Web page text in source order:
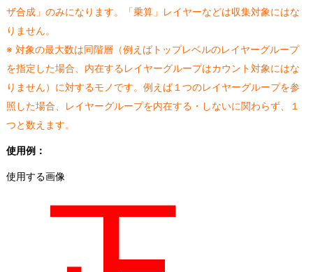
ザ合成」のみになります。「乗算」レイヤーなどは収集対象にはな
りません。
※ 対象の最大数は同階層（例えばトップレベルのレイヤーグループ
を指定した場合、内在するレイヤーグループはカウント対象にはな
りません）に対するモノです。例えば１つのレイヤーグループを参
照した場合、レイヤーグループを内在する・しないに関わらず、１
つと数えます。
使用例：
使用する画像